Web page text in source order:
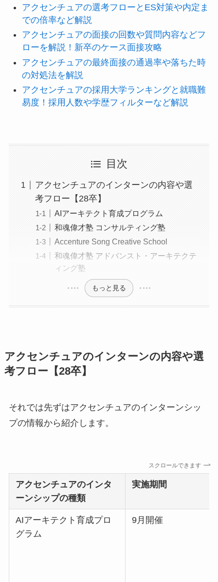
アクセンチュアの選考フローとES対策や内定ま
での倍率など解説
アクセンチュアの面接の回数や質問内容などフ
ローを解説！新卒のケース面接攻略
アクセンチュアの最終面接の通過率や落ちた時
の対処法を解説
アクセンチュアの採用大学ランキングと就職難
易度！採用人数や学歴フィルターなど解説
目次
アクセンチュアのインターンの内容や選
考フロー【28卒】
AIアーキテクト育成プログラム
和魂偉才塾 コンサルティング塾
Accenture Song Creative School
和魂偉才塾 アドバンスト・アーキテクテ
ィング塾
もっと見る
アクセンチュアのインターンの内容や選
考フロー【28卒】
それでは先ずはアクセンチュアのインターンシッ
プの情報から紹介します。
スクロールできます
アクセンチュアのインタ
ーンシップの種類
実施期間
AIアーキテクト育成プロ
グラム
9月開催